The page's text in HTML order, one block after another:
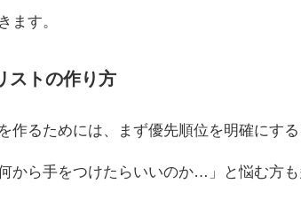
ます。
ストの作り方
作るためには、まず優先順位を明確にする
から手をつけたらいいのか…」と悩む方も